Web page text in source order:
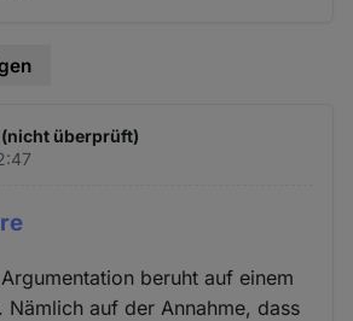
überprüft)
beruht auf einem
Nämlich auf der Annahme, dass